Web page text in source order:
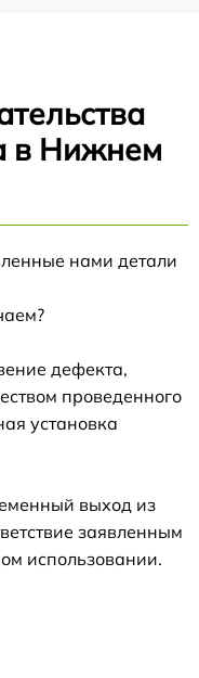
в Нижнем
нами детали
дефекта,
проведенного
установка
выход из
заявленным
использовании.